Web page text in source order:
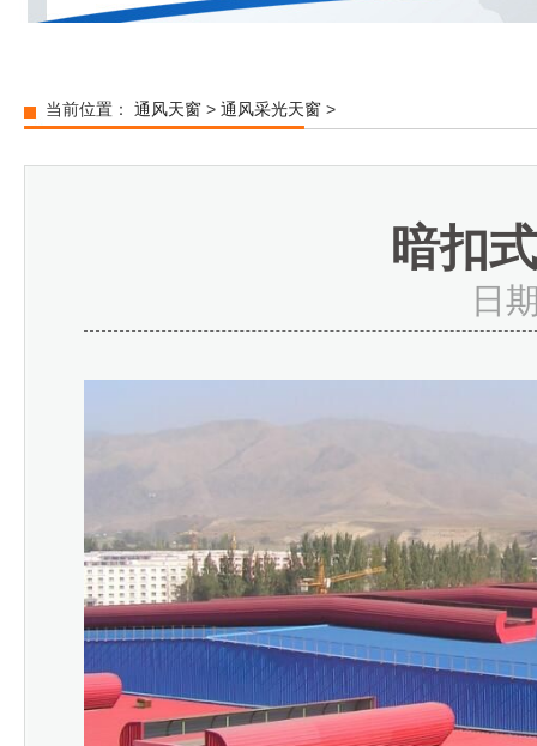
当前位置： 通风天窗 > 通风采光天窗 >
暗扣
日